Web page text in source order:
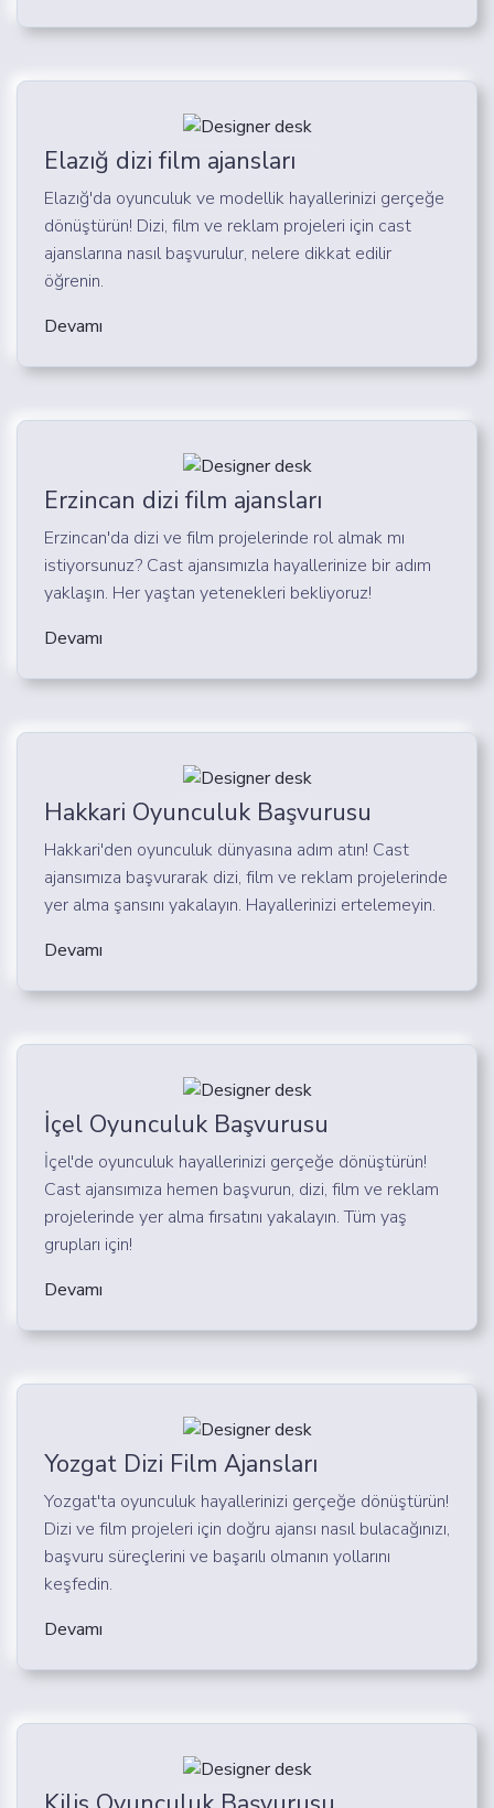
Elazığ dizi film ajansları
Elazığ'da oyunculuk ve modellik hayallerinizi gerçeğe
dönüştürün! Dizi, film ve reklam projeleri için cast
ajanslarına nasıl başvurulur, nelere dikkat edilir
öğrenin.
Devamı
Erzincan dizi film ajansları
Erzincan'da dizi ve film projelerinde rol almak mı
istiyorsunuz? Cast ajansımızla hayallerinize bir adım
yaklaşın. Her yaştan yetenekleri bekliyoruz!
Devamı
Hakkari Oyunculuk Başvurusu
Hakkari'den oyunculuk dünyasına adım atın! Cast
ajansımıza başvurarak dizi, film ve reklam projelerinde
yer alma şansını yakalayın. Hayallerinizi ertelemeyin.
Devamı
İçel Oyunculuk Başvurusu
İçel'de oyunculuk hayallerinizi gerçeğe dönüştürün!
Cast ajansımıza hemen başvurun, dizi, film ve reklam
projelerinde yer alma fırsatını yakalayın. Tüm yaş
grupları için!
Devamı
Yozgat Dizi Film Ajansları
Yozgat'ta oyunculuk hayallerinizi gerçeğe dönüştürün!
Dizi ve film projeleri için doğru ajansı nasıl bulacağınızı,
başvuru süreçlerini ve başarılı olmanın yollarını
keşfedin.
Devamı